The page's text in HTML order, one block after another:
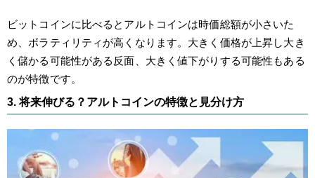
ビットコインに比べるとアルトコインは時価総額が小さいた
め、ボラティリティが高くなります。大きく価格が上昇し大き
く儲かる可能性がある反面、大きく値下がりする可能性もある
のが特徴です。
3. 将来伸びる？アルトコインの特徴と見分け方